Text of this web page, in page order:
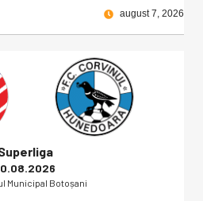
august 7, 2026
Municipal Botoșani